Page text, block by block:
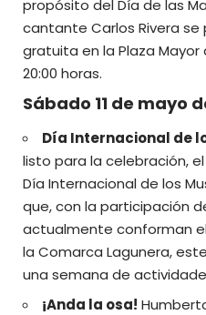
propósito del Día de las
cantante Carlos Rivera
gratuita en la Plaza
20:00 horas.
Sábado 11 de mayo
Día Internacional de
listo para la celebración,
Día Internacional de los
que, con la participación
actualmente conforman
la Comarca Lagunera,
una semana de
¡Anda la osa!